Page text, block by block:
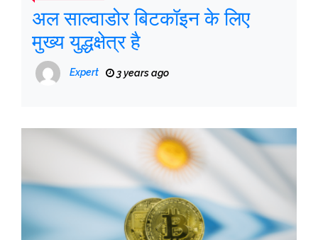
अल साल्वाडोर बिटकॉइन के लिए
मुख्य युद्धक्षेत्र है
Expert 3 years ago